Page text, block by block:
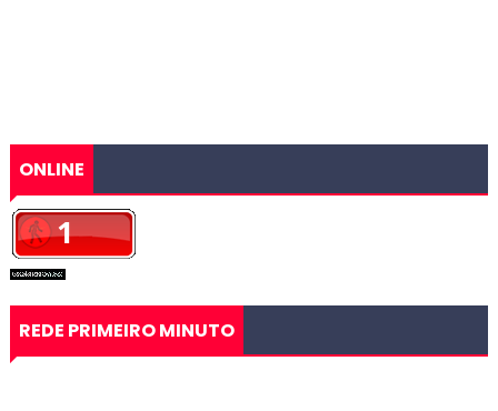
ONLINE
REDE PRIMEIRO MINUTO